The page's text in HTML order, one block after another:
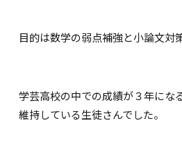
目的は数学の弱点補強と小論文対
学芸高校の中での成績が３年にな
維持している生徒さんでした。